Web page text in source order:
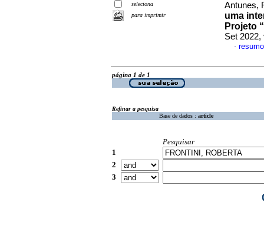
seleciona
para imprimir
Antunes,
uma
Projeto
Set 2022,
·
página 1 de 1
Refinar a pesquisa
Base de dados : article
Pesquisar
1
2
3